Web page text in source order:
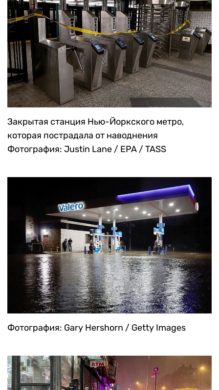
Закрытая станция Нью-Йоркского метро,
которая пострадала от наводнения
Фотография: Justin Lane / EPA / TASS
Фотография: Gary Hershorn / Getty Images